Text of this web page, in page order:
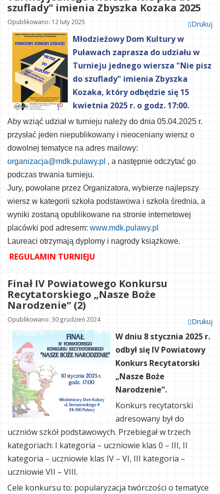
szuflady" imienia Zbyszka Kozaka 2025
Drukuj
Opublikowano: 12 luty 2025
Młodzieżowy Dom Kultury w
Puławach zaprasza do udziału w
Turnieju jednego wiersza "Nie pisz
do szuflady" imienia Zbyszka
Kozaka, który odbędzie się 15
kwietnia 2025 r. o godz. 17:00.
Aby wziąć udział w turnieju należy do dnia 05.04.2025 r.
przysłać jeden niepublikowany i nieoceniany wiersz o
dowolnej tematyce na adres mailowy:
organizacja@mdk.pulawy.pl , a następnie odczytać go
podczas trwania turnieju.
Jury, powołane przez Organizatora, wybierze najlepszy
wiersz w kategorii szkoła podstawowa i szkoła średnia, a
wyniki zostaną opublikowane na stronie internetowej
placówki pod adresem: www.mdk.pulawy.pl
Laureaci otrzymają dyplomy i nagrody książkowe.
REGULAMIN TURNIEJU
Finał IV Powiatowego Konkursu
Recytatorskiego „Nasze Boże
Narodzenie” (2)
Drukuj
Opublikowano: 30 grudzień 2024
W dniu 8 stycznia 2025 r.
odbył się IV Powiatowy
Konkurs Recytatorski
„Nasze Boże
Narodzenie”.
Konkurs recytatorski
adresowany był do
uczniów szkół podstawowych. Przebiegał w trzech
kategoriach: I kategoria – uczniowie klas 0 – III, II
kategoria – uczniowie klas IV – VI, III kategoria –
uczniowie VII – VIII.
Cele konkursu to: popularyzacja twórczości o tematyce